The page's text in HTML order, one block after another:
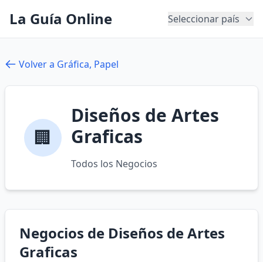
La Guía Online Seleccionar país
Volver a Gráfica, Papel
🏢
Diseños de Artes
Graficas
Todos los Negocios
Negocios de Diseños de Artes
Graficas